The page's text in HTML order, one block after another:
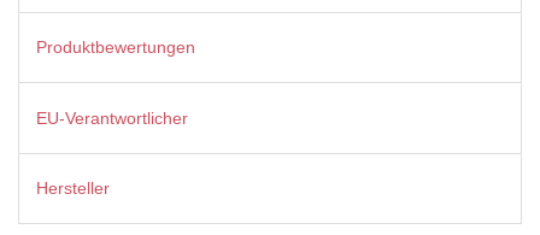
Produktbewertungen
EU-Verantwortlicher
Hersteller